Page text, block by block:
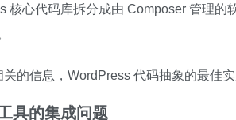
核心代码库拆分成由 Composer 管理的
的信息，WordPress 代码抽象的最佳实
具的集成问题